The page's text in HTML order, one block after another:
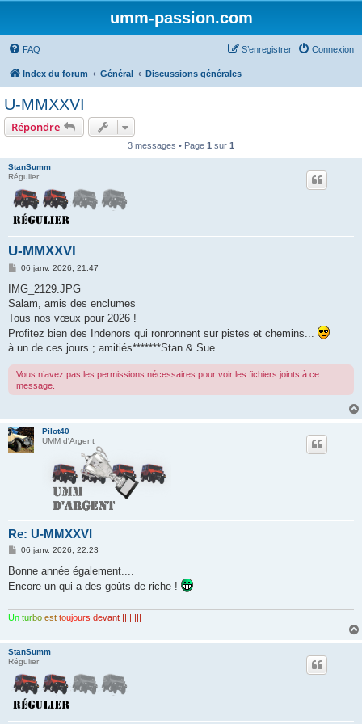
umm-passion.com
FAQ Connexion
S’enregistrer
Index du forum Général Discussions générales
U-MMXXVI
Répondre
3 messages • Page 1 sur 1
StanSumm
Régulier
U-MMXXVI
M
s
a
g
06 janv. 2026, 21:47
IMG_2129.JPG
Salam, amis des enclumes
Tous nos vœux pour 2026 !
Profitez bien des Indenors qui ronronnent sur pistes et chemins...
à un de ces jours ; amitiés*******Stan & Sue
Vous n’avez pas les permissions nécessaires pour voir les fichiers joints à ce
message.
Pilot40
UMM d'Argent
Re: U-MMXXVI
M
s
a
06 janv. 2026, 22:23
Bonne année également....
Encore un qui a des goûts de riche !
Un turbo est toujours devant ||||||||
StanSumm
Régulier